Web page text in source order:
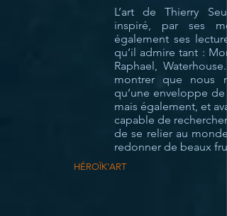
L’art de Thierry
inspiré, par ses
également ses
qu’il admire tant :
Raphael,
montrer que nous
qu’une enveloppe de
mais également, et
capable de rechercher
de se relier au
redonner de beaux
HÉROÏK'ART